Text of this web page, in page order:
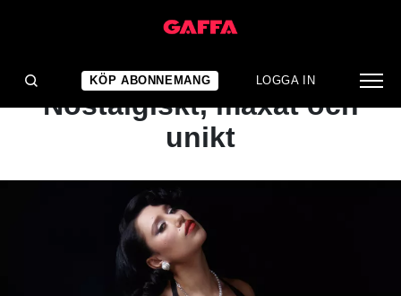
KÖP ABONNEMANG LOGGA IN
ARTIKEL
BÄST JUST NU:
Nostalgiskt, maxat och
unikt